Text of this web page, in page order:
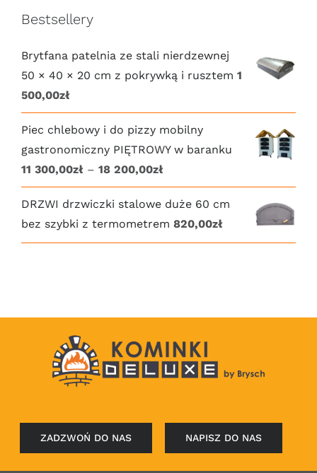
Bestsellery
Brytfana patelnia ze stali nierdzewnej
50 × 40 × 20 cm z pokrywką i rusztem 1
500,00zł
Piec chlebowy i do pizzy mobilny
gastronomiczny PIĘTROWY w baranku
11 300,00zł – 18 200,00zł
cen:
od
11
300,00zł
DRZWI drzwiczki stalowe duże 60 cm
bez szybki z termometrem 820,00zł
ZADZWOŃ DO NAS NAPISZ DO NAS